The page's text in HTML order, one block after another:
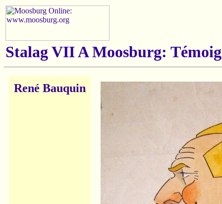
Stalag VII A Moosburg:
René Bauquin